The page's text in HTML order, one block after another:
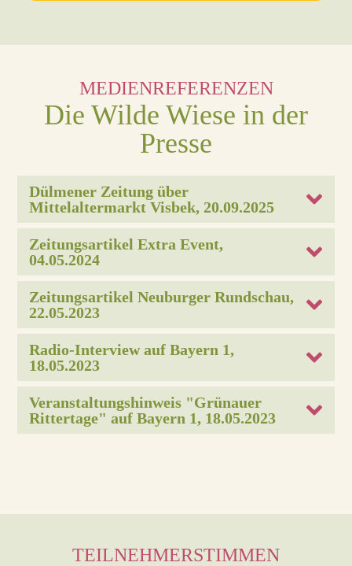
MEDIENREFERENZEN
Die Wilde Wiese in der
Presse
Dülmener Zeitung über
Mittelaltermarkt Visbek, 20.09.2025
Zeitungsartikel Extra Event,
04.05.2024
Zeitungsartikel Neuburger Rundschau,
22.05.2023
Radio-Interview auf Bayern 1,
18.05.2023
Veranstaltungshinweis "Grünauer
Rittertage" auf Bayern 1, 18.05.2023
TEILNEHMERSTIMMEN